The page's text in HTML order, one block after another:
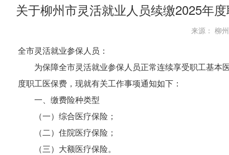
关于柳州市灵活就业人员续缴2025年
来源： 柳
全市灵活就业参保人员：
为保障全市灵活就业参保人员正常连续享受职工基本
度职工医保费，现就有关工作事项通知如下：
一、缴费险种类型
（一）综合医疗保险；
（二）住院医疗保险；
（三）大额医疗保险。